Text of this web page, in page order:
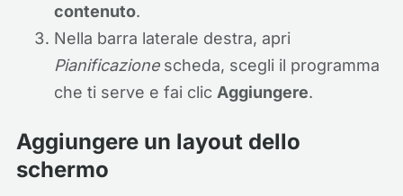
contenuto.
Nella barra laterale destra, apri
Pianificazionescheda, scegli il programma
che ti serve e fai clic Aggiungere.
Aggiungere un layout dello
schermo